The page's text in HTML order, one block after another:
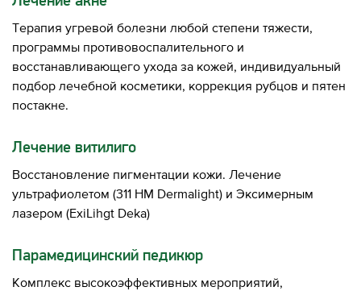
Терапия угревой болезни любой степени тяжести,
программы противовоспалительного и
восстанавливающего ухода за кожей, индивидуальный
подбор лечебной косметики, коррекция рубцов и пятен
постакне.
Лечение витилиго
Восстановление пигментации кожи. Лечение
ультрафиолетом (311 HM Dermalight) и Эксимерным
лазером (ExiLihgt Deka)
Парамедицинский педикюр
Комплекс высокоэффективных мероприятий,